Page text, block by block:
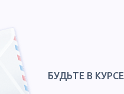
БУДЬТЕ В